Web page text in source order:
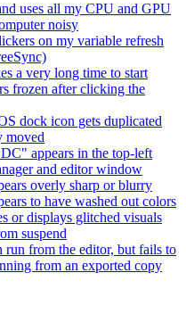
uses all my CPU and GPU
noisy
on my variable refresh
a very long time to start
frozen after clicking the
dock icon gets duplicated
moved
appears in the top-left
and editor window
overly sharp or blurry
to have washed out colors
or displays glitched visuals
suspend
from the editor, but fails to
from an exported copy